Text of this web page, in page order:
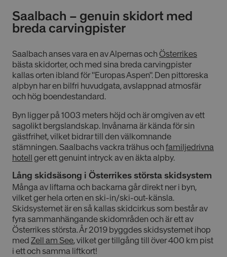
Saalbach – genuin skidort med
breda carvingpister
Saalbach anses vara en av Alpernas och Österrikes
bästa skidorter, och med sina breda carvingpister
kallas orten ibland för "Europas Aspen". Den pittoreska
alpbyn har en bilfri huvudgata, avslappnad atmosfär
och hög boendestandard.
Byn ligger på 1003 meters höjd och är omgiven av ett
sagolikt bergslandskap. Invånarna är kända för sin
gästfrihet, vilket bidrar till den välkomnande
stämningen. Saalbachs vackra trähus och familjedrivna
hotell ger ett genuint intryck av en äkta alpby.
Lång skidsäsong i Österrikes största skidsystem
Många av liftarna och backarna går direkt ner i byn,
vilket ger hela orten en ski-in/ski-out-känsla.
Skidsystemet är en så kallas skidcirkus som består av
fyra sammanhängande skidområden och är ett av
Österrikes största. År 2019 byggdes skidsystemet ihop
med Zell am See, vilket ger tillgång till över 400 km pist
i ett och samma liftkort!